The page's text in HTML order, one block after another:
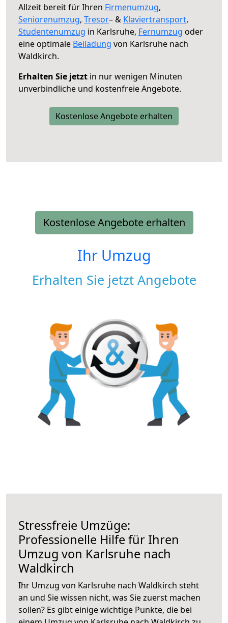
Allzeit bereit für Ihren Firmenumzug,
Seniorenumzug, Tresor– & Klaviertransport,
Studentenumzug in Karlsruhe, Fernumzug oder
eine optimale Beiladung von Karlsruhe nach
Waldkirch.
Erhalten Sie jetzt in nur wenigen Minuten
unverbindliche und kostenfreie Angebote.
Kostenlose Angebote erhalten
Kostenlose Angebote erhalten
Ihr Umzug
Erhalten Sie jetzt Angebote
Stressfreie Umzüge:
Professionelle Hilfe für Ihren
Umzug von Karlsruhe nach
Waldkirch
Ihr Umzug von Karlsruhe nach Waldkirch steht
an und Sie wissen nicht, was Sie zuerst machen
sollen? Es gibt einige wichtige Punkte, die bei